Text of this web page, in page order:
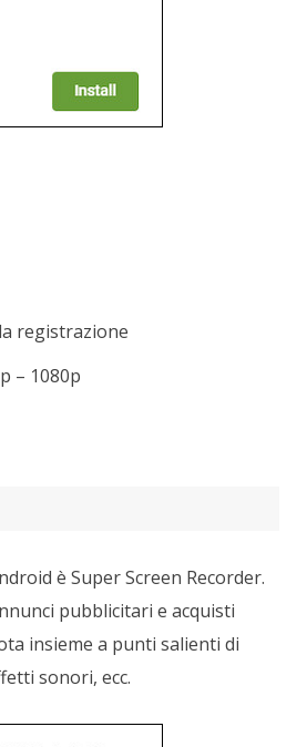
registrazione
– 1080p
è Super Screen Recorder.
pubblicitari e acquisti
insieme a punti salienti di
sonori, ecc.